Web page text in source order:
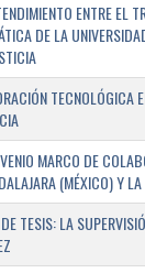
ENTRE EL
DE LA
TECNOLÓGICA
MARCO DE
(MÉXICO) Y
TESIS: LA